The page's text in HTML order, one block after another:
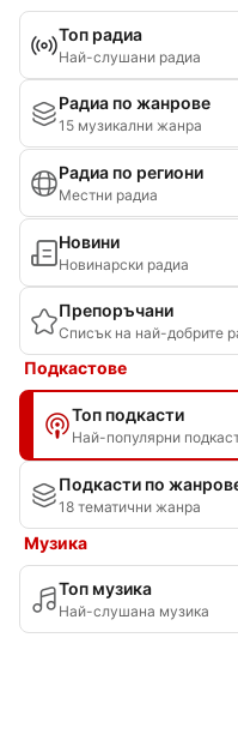
Топ радиа
Най-слушани радиа
Радиа по жанрове
15 музикални жанра
Радиа по региони
Местни радиа
Новини
Новинарски радиа
Препоръчани
Списък на най-добрите
Подкастове
Топ подкасти
Най-популярни
Подкасти по
18 тематични жанра
Музика
Топ музика
Най-слушана музика